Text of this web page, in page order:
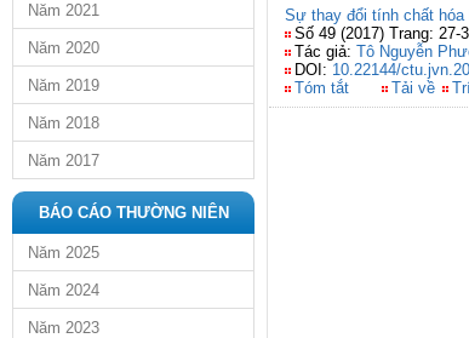
Năm 2021
Năm 2020
Năm 2019
Năm 2018
Năm 2017
BÁO CÁO THƯỜNG NIÊN
Năm 2025
Năm 2024
Năm 2023
Sự thay đổi tính chất hóa
Số 49 (2017) Trang: 27-
Tác giả: Tô Nguyễn
DOI: 10.22144/
Tóm tắt
Tải về